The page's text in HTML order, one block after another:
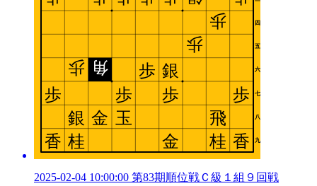
2025-02-04 10:00:00 第83期順位戦Ｃ級１組９回戦